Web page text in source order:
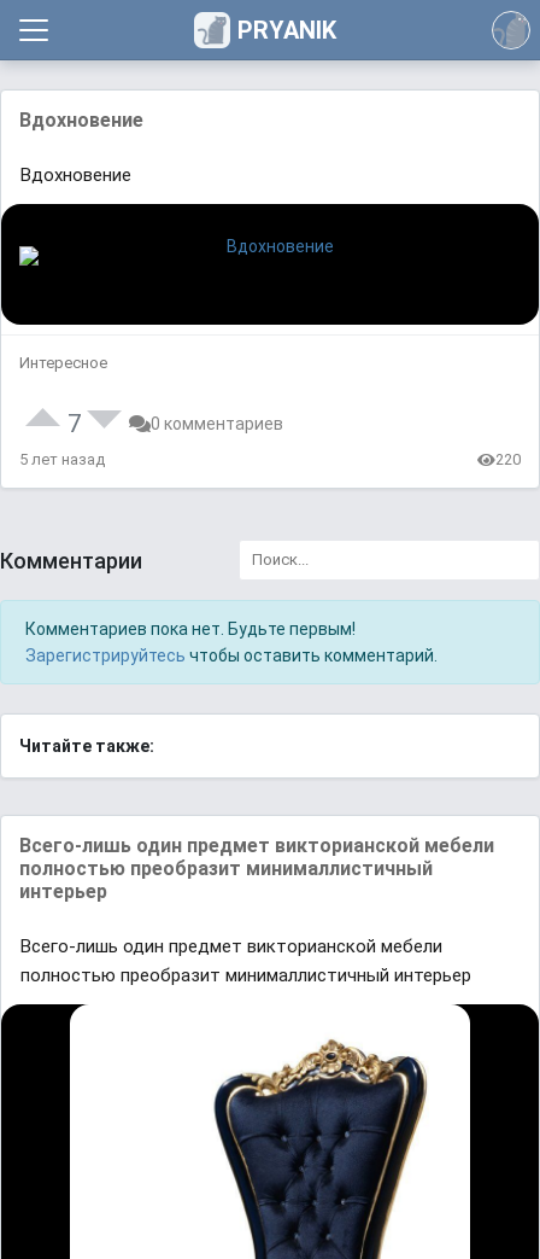
PRYANIK
Вдохновение
Вдохновение
Интересное
7 0 комментариев
5 лет назад 220
Комментарии
Комментариев пока нет. Будьте первым!
Зарегистрируйтесь чтобы оставить комментарий.
Читайте также:
Всего-лишь один предмет викторианской мебели
полностью преобразит минималлистичный
интерьер
Всего-лишь один предмет викторианской мебели
полностью преобразит минималлистичный интерьер